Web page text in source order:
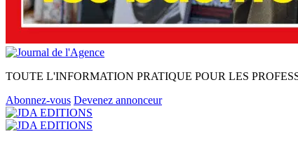
TOUTE L'INFORMATION PRATIQUE POUR LES
Abonnez-vous Devenez annonceur